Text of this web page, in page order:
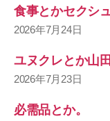
食事とかセクシ
2026年7月24日
ユヌクレとか山
2026年7月23日
必需品とか。